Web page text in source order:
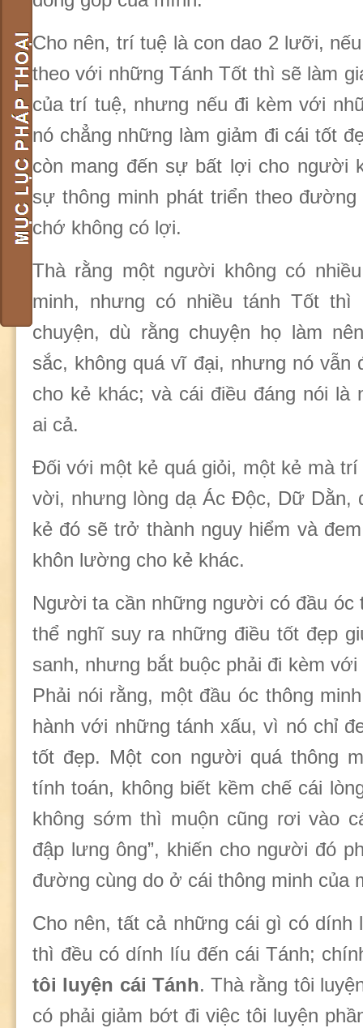
Cho nên, trí tuệ là con dao 2 lưỡi,
theo với những Tánh Tốt thì sẽ làm
của trí tuệ, nhưng nếu đi kèm với
nó chẳng những làm giảm đi cái tốt
còn mang đến sự bất lợi cho người
sự thông minh phát triển theo
chớ không có lợi.
Thà rằng một người không có
minh, nhưng có nhiều tánh Tốt thì
chuyện, dù rằng chuyện họ làm
sắc, không quá vĩ đại, nhưng nó vẫn
cho kẻ khác; và cái điều đáng nói là
ai cả.
Đối với một kẻ quá giỏi, một kẻ mà
vời, nhưng lòng dạ Ác Độc, Dữ Dằn,
kẻ đó sẽ trở thành nguy hiểm và
khôn lường cho kẻ khác.
Người ta cần những người có đầu óc
thể nghĩ suy ra những điều tốt đẹp
sanh, nhưng bắt buộc phải đi kèm
Phải nói rằng, một đầu óc thông
hành với những tánh xấu, vì nó chỉ
tốt đẹp. Một con người quá thông
tính toán, không biết kềm chế cái
không sớm thì muộn cũng rơi vào
đập lưng ông”, khiến cho người đó
đường cùng do ở cái thông minh của
Cho nên, tất cả những cái gì có dính
thì đều có dính líu đến cái Tánh;
tôi luyện cái Tánh. Thà rằng tôi
có phải giảm bớt đi việc tôi luyện